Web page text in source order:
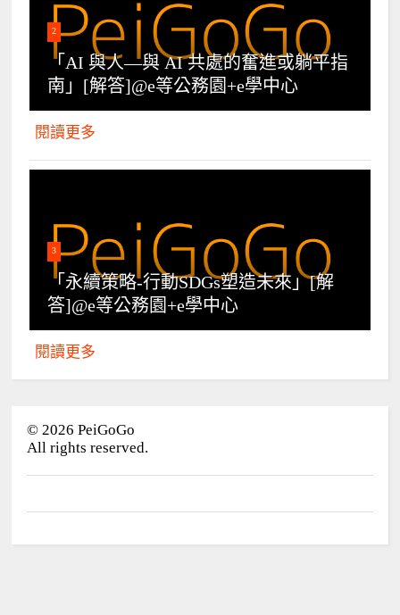
2
「AI 與人—與 AI 共處的奮進或躺平指
南」[解答]@e等公務園+e學中心
閱讀更多
3
「永續策略-行動SDGs塑造未來」[解
答]@e等公務園+e學中心
閱讀更多
© 2026 PeiGoGo
All rights reserved.